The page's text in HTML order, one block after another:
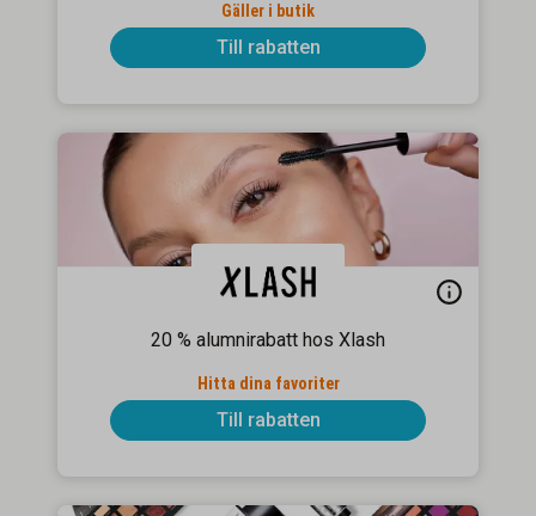
Gäller i butik
Till rabatten
20 % alumnirabatt hos Xlash
Hitta dina favoriter
Till rabatten